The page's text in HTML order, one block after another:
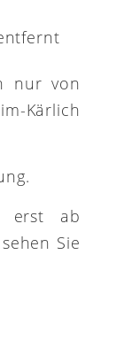
nur von
Kärlich
erst ab
Sie